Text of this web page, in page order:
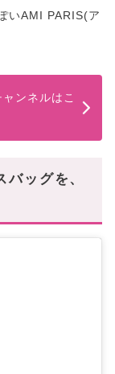
いAMI PARIS(ア
ンネルはこ
ッグを、